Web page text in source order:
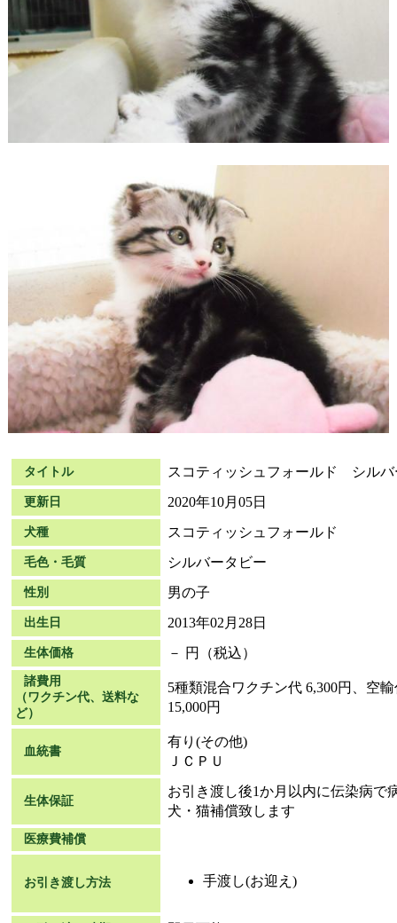
タイトル スコティッシュフォールド シルバ
更新日 2020年10月05日
犬種 スコティッシュフォールド
毛色・毛質 シルバータビー
性別 男の子
出生日 2013年02月28日
生体価格 － 円（税込）
諸費用
（ワクチン代、送料な
ど）
5種類混合ワクチン代 6,300円、空
15,000円
血統書
有り(その他)
ＪＣＰＵ
生体保証
お引き渡し後1か月以内に伝染病で
犬・猫補償致します
医療費補償
お引き渡し方法 手渡し(お迎え)